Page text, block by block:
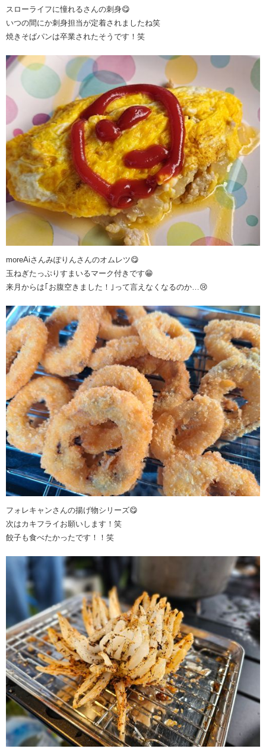
スローライフに憧れるさんの刺身😋
いつの間にか刺身担当が定着されましたね笑
焼きそばパンは卒業されたそうです！笑
moreAiさんみぽりんさんのオムレツ😋
玉ねぎたっぷりすまいるマーク付きです😁
来月からは｢お腹空きました！｣って言えなくなるのか…😢
フォレキャンさんの揚げ物シリーズ😋
次はカキフライお願いします！笑
餃子も食べたかったです！！笑